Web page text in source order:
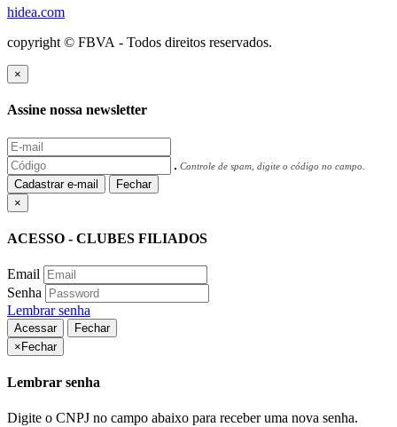
hidea.com
copyright © FBVA - Todos direitos reservados.
×
Assine nossa newsletter
Controle de spam, digite o código no campo.
Cadastrar e-mail
Fechar
×
ACESSO - CLUBES FILIADOS
Email
Senha
Lembrar senha
Acessar
Fechar
× Fechar
Lembrar senha
Digite o CNPJ no campo abaixo para receber uma nova senha.